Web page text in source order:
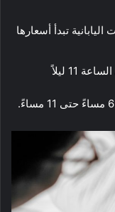
تبدأ أسعارها
11 ليلاً